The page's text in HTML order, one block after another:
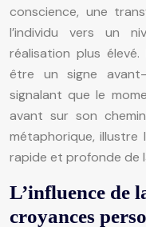
conscience, une
l’individu vers un
réalisation plus
être un signe
signalant que le
avant sur son
métaphorique, illustre
rapide et profonde de
L’influence de
croyances